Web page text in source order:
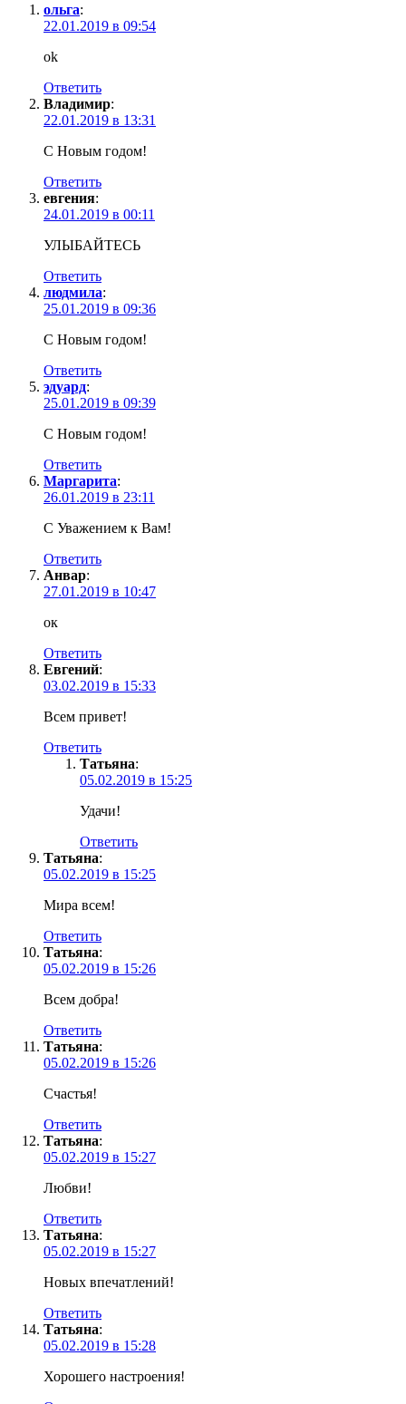
ольга:
22.01.2019 в 09:54
ok
Ответить
Владимир:
22.01.2019 в 13:31
С Новым годом!
Ответить
евгения:
24.01.2019 в 00:11
УЛЫБАЙТЕСЬ
Ответить
людмила:
25.01.2019 в 09:36
С Новым годом!
Ответить
эдуард:
25.01.2019 в 09:39
С Новым годом!
Ответить
Маргарита:
26.01.2019 в 23:11
С Уважением к Вам!
Ответить
Анвар:
27.01.2019 в 10:47
ок
Ответить
Евгений:
03.02.2019 в 15:33
Всем привет!
Ответить
Татьяна:
05.02.2019 в 15:25
Удачи!
Ответить
Татьяна:
05.02.2019 в 15:25
Мира всем!
Ответить
Татьяна:
05.02.2019 в 15:26
Всем добра!
Ответить
Татьяна:
05.02.2019 в 15:26
Счастья!
Ответить
Татьяна:
05.02.2019 в 15:27
Любви!
Ответить
Татьяна:
05.02.2019 в 15:27
Новых впечатлений!
Ответить
Татьяна:
05.02.2019 в 15:28
Хорошего настроения!